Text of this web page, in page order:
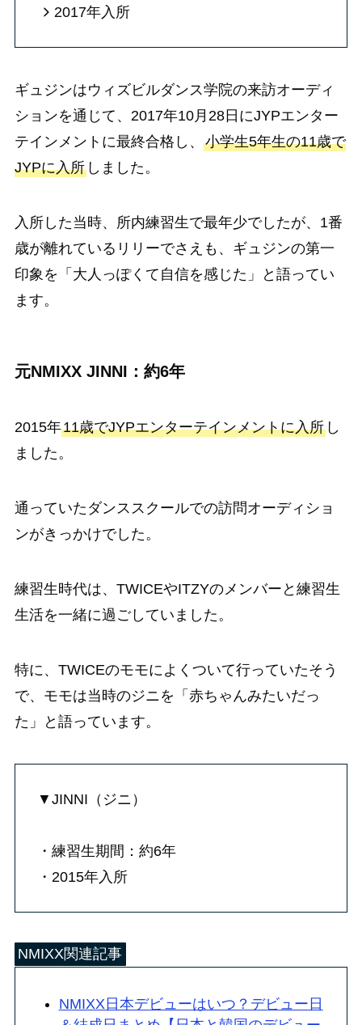
2017年入所
ギュジンはウィズビルダンス学院の来訪オーディ
ションを通じて、2017年10月28日にJYPエンター
テインメントに最終合格し、 小学生5年生の11歳で
JYPに入所しました。
入所した当時、所内練習生で最年少でしたが、1番
歳が離れているリリーでさえも、ギュジンの第一
印象を「大人っぽくて自信を感じた」と語ってい
ます。
元NMIXX JINNI：約6年
2015年11歳でJYPエンターテインメントに入所し
ました。
通っていたダンススクールでの訪問オーディショ
ンがきっかけでした。
練習生時代は、TWICEやITZYのメンバーと練習生
生活を一緒に過ごしていました。
特に、TWICEのモモによくついて行っていたそう
で、モモは当時のジニを「赤ちゃんみたいだっ
た」と語っています。
▼JINNI（ジニ）
・練習生期間：約6年
・2015年入所
NMIXX関連記事
NMIXX日本デビューはいつ？デビュー日